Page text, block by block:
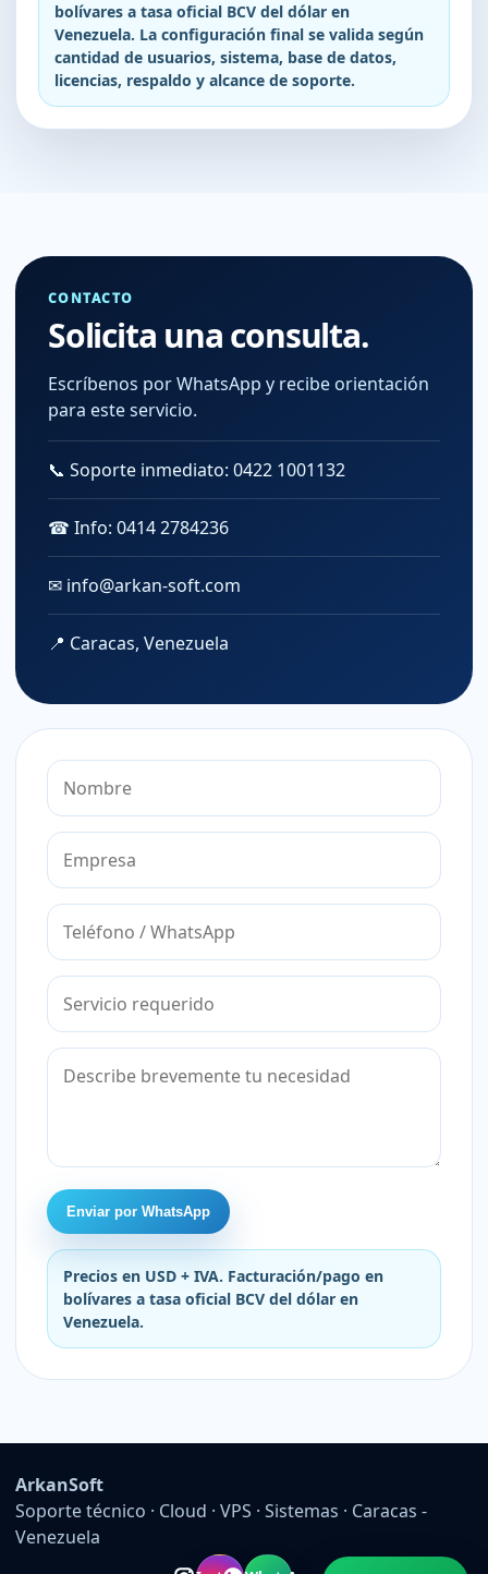
bolívares a tasa oficial BCV del dólar en
Venezuela. La configuración final se valida según
cantidad de usuarios, sistema, base de datos,
licencias, respaldo y alcance de soporte.
CONTACTO
Solicita una consulta.
Escríbenos por WhatsApp y recibe orientación
para este servicio.
📞 Soporte inmediato: 0422 1001132
☎ Info: 0414 2784236
✉ info@arkan-soft.com
📍 Caracas, Venezuela
Enviar por WhatsApp
Precios en USD + IVA. Facturación/pago en
bolívares a tasa oficial BCV del dólar en
Venezuela.
ArkanSoft
Soporte técnico · Cloud · VPS · Sistemas · Caracas -
Venezuela